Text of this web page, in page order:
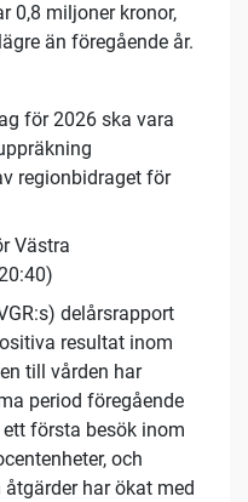
0,8 miljoner kronor,
än föregående år.
för 2026 ska vara
regionbidraget för
Västra
delårsrapport
resultat inom
till vården har
period föregående
första besök inom
och
har ökat med